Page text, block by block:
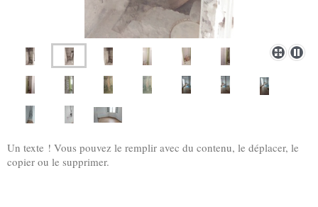
Un texte ! Vous pouvez le remplir avec du contenu, le déplacer, le
copier ou le supprimer.